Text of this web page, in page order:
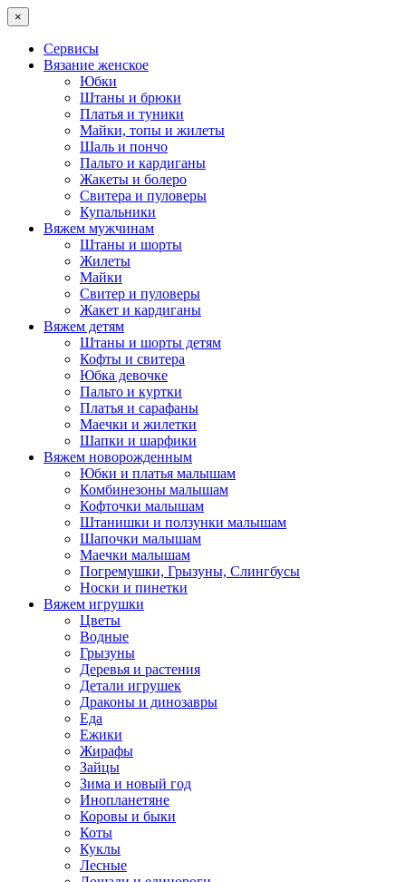
×
Сервисы
Вязание женское
Юбки
Штаны и брюки
Платья и туники
Майки, топы и жилеты
Шаль и пончо
Пальто и кардиганы
Жакеты и болеро
Свитера и пуловеры
Купальники
Вяжем мужчинам
Штаны и шорты
Жилеты
Майки
Свитер и пуловеры
Жакет и кардиганы
Вяжем детям
Штаны и шорты детям
Кофты и свитера
Юбка девочке
Пальто и куртки
Платья и сарафаны
Маечки и жилетки
Шапки и шарфики
Вяжем новорожденным
Юбки и платья малышам
Комбинезоны малышам
Кофточки малышам
Штанишки и ползунки малышам
Шапочки малышам
Маечки малышам
Погремушки, Грызуны, Слингбусы
Носки и пинетки
Вяжем игрушки
Цветы
Водные
Грызуны
Деревья и растения
Детали игрушек
Драконы и динозавры
Еда
Ежики
Жирафы
Зайцы
Зима и новый год
Инопланетяне
Коровы и быки
Коты
Куклы
Лесные